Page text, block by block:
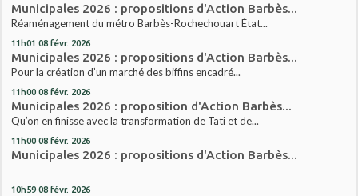
Municipales 2026 : propositions d'Action Barbès...
Réaménagement du métro Barbès-Rochechouart État...
11h01 08 févr. 2026
Municipales 2026 : propositions d'Action Barbès...
Pour la création d’un marché des biffins encadré...
11h00 08 févr. 2026
Municipales 2026 : proposition d'Action Barbès...
Qu’on en finisse avec la transformation de Tati et de...
11h00 08 févr. 2026
Municipales 2026 : propositions d'Action Barbès...
10h59 08 févr. 2026